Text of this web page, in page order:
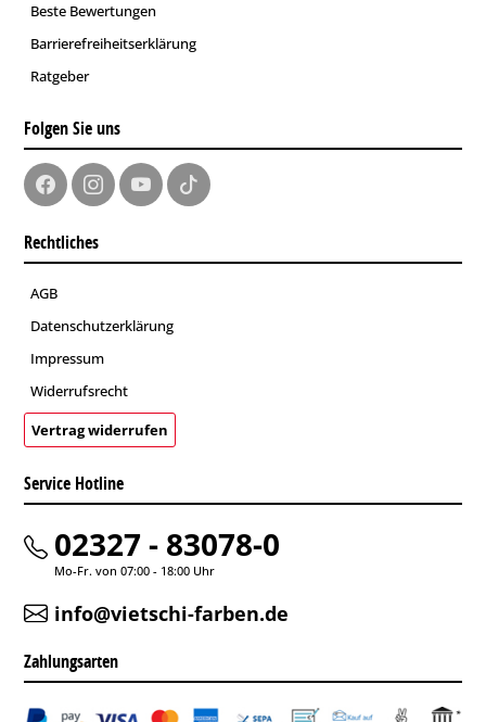
Beste Bewertungen
Barrierefreiheitserklärung
Ratgeber
Folgen Sie uns
Rechtliches
AGB
Datenschutzerklärung
Impressum
Widerrufsrecht
Vertrag widerrufen
Service Hotline
02327 - 83078-0
Mo-Fr. von 07:00 - 18:00 Uhr
info@vietschi-farben.de
Zahlungsarten